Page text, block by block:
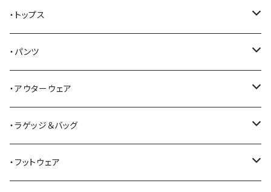
AKER
Alden
ALFONSO'S OF HOLLYWOOD LEATHER
All American Khakis
American Optical
・トップス
Tシャツ
シャツ
ベスト
セーター
・パンツ
ジーンズ
ワークパンツ
オーバーオール
・アウターウェア
コート
ジャケット
・ラゲッジ＆バッグ
トートバッグ
・フットウェア